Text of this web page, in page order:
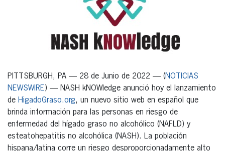
PITTSBURGH, PA — 28 de Junio de 2022 — (NOTICIAS
NEWSWIRE) — NASH kNOWledge anunció hoy el lanzamiento
de HigadoGraso.org, un nuevo sitio web en español que
brinda información para las personas en riesgo de
enfermedad del hígado graso no alcohólico (NAFLD) y
esteatohepatitis no alcohólica (NASH). La población
hispana/latina corre un riesgo desproporcionadamente alto